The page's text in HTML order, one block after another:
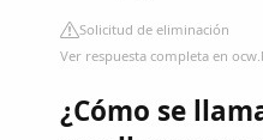
Solicitud de eliminación
Ver respuesta completa en
¿Cómo se